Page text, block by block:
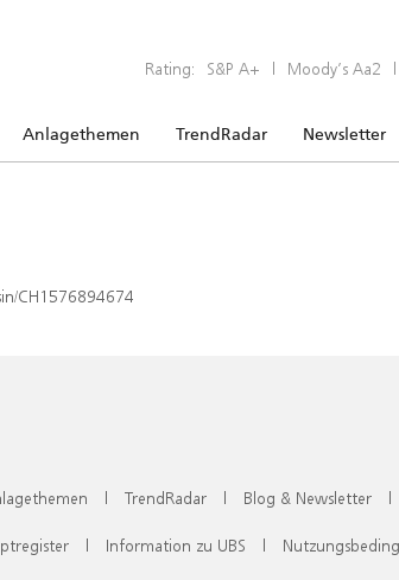
Rating: S&P A+ | Moody’s Aa2 |
Anlagethemen TrendRadar Newsletter
CH1576894674
| TrendRadar | Blog & Newsletter |
| Information zu UBS |